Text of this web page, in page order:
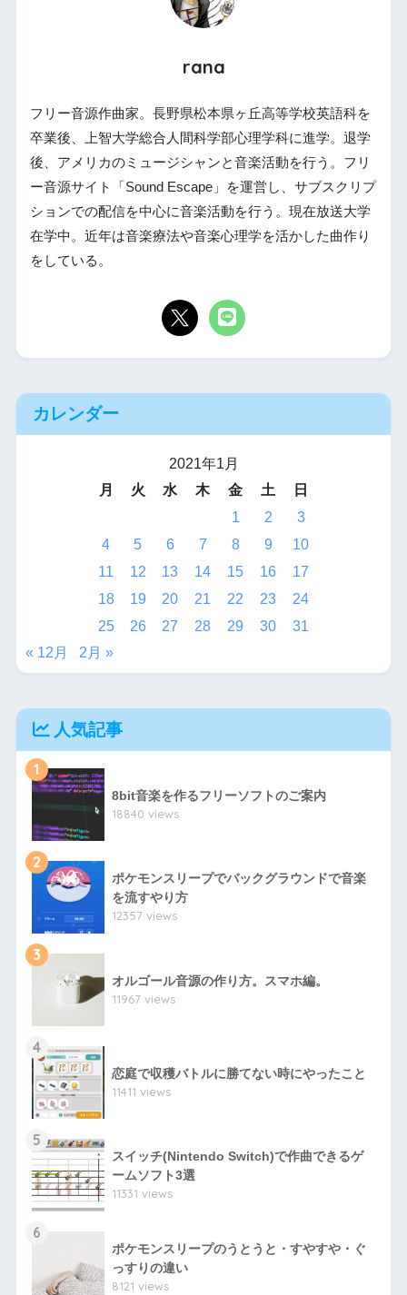
rana
フリー音源作曲家。長野県松本県ヶ丘高等学校英語科を
卒業後、上智大学総合人間科学部心理学科に進学。退学
後、アメリカのミュージシャンと音楽活動を行う。フリ
ー音源サイト「Sound Escape」を運営し、サブスクリプ
ションでの配信を中心に音楽活動を行う。現在放送大学
在学中。近年は音楽療法や音楽心理学を活かした曲作り
をしている。
カレンダー
2021年1月
月
火 水 木 金 土
日
1
2
3
4
5 6 7 8 9
10
11
12 13 14 15 16
17
18
19 20 21 22 23
24
25
26 27 28 29 30
31
« 12月
2月 »
人気記事
1
8bit音楽を作るフリーソフトのご案内
18840 views
2
ポケモンスリープでバックグラウンドで音楽
を流すやり方
12357 views
3
オルゴール音源の作り方。スマホ編。
11967 views
4
恋庭で収穫バトルに勝てない時にやったこと
11411 views
5
スイッチ(Nintendo Switch)で作曲できるゲ
ームソフト3選
11331 views
6
ポケモンスリープのうとうと・すやすや・ぐ
っすりの違い
8121 views